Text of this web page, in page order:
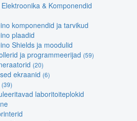
& Komponendid
komponendid ja tarvikud
plaadid
Shields ja moodulid
ja programmeerijad (59)
(20)
ekraanid (6)
(39)
laboritoiteplokid